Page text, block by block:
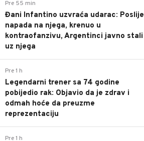
Pre 55 min
Đani Infantino uzvraća udarac: Poslije
napada na njega, krenuo u
kontraofanzivu, Argentinci javno stali
uz njega
Pre 1 h
Legendarni trener sa 74 godine
pobijedio rak: Objavio da je zdrav i
odmah hoće da preuzme
reprezentaciju
Pre 1 h